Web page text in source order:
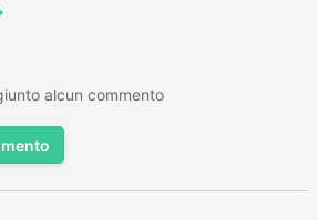
alcun commento